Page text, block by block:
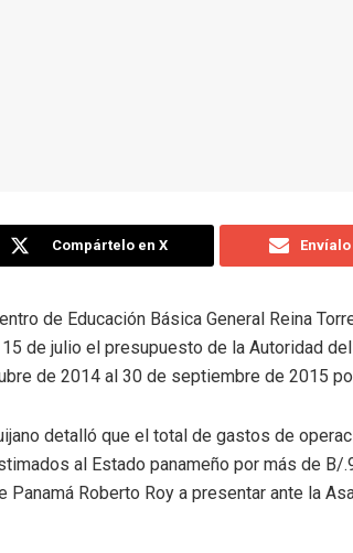
Compártelo en X
de Educación Básica General Reina
de julio el presupuesto de la Autoridad
de 2014 al 30 de septiembre de 2015
detalló que el total de gastos de
al Estado panameño por más de B/
Roberto Roy a presentar ante la